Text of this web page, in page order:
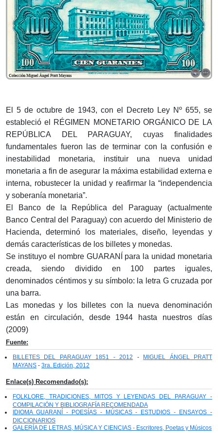
El 5 de octubre de 1943, con el Decreto Ley Nº 655, se
estableció el RÉGIMEN MONETARIO ORGÁNICO DE LA
REPÚBLICA DEL PARAGUAY, cuyas finalidades
fundamentales fueron las de terminar con la confusión e
inestabilidad monetaria, instituir una nueva unidad
monetaria a fin de asegurar la máxima estabilidad externa e
interna, robustecer la unidad y reafirmar la “independencia
y soberanía monetaria”.
El Banco de la República del Paraguay (actualmente
Banco Central del Paraguay) con acuerdo del Ministerio de
Hacienda, determinó los materiales, diseño, leyendas y
demás características de los billetes y monedas.
Se instituyo el nombre GUARANÍ para la unidad monetaria
creada, siendo dividido en 100 partes iguales,
denominados céntimos y su símbolo: la letra G cruzada por
una barra.
Las monedas y los billetes con la nueva denominación
están en circulación, desde 1944 hasta nuestros días
(2009)
Fuente:
BILLETES DEL PARAGUAY 1851 - 2012 - MIGUEL ÁNGEL PRATT
MAYANS - 3ra. Edición, 2012
Enlace(s) Recomendado(s):
FOLKLORE, TRADICIONES, MITOS Y LEYENDAS DEL PARAGUAY -
COMPILACIÓN Y BIBLIOGRAFÍA RECOMENDADA
IDIOMA GUARANÍ - POESÍAS - MÚSICAS - ESTUDIOS - ENSAYOS -
DICCIONARIOS
GALERÍA DE LETRAS, MÚSICA Y CIENCIAS - Escritores, Poetas y Músicos